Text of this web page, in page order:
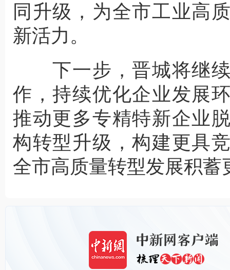
同升级，为全市工业高
新活力。
下一步，晋城将继续
作，持续优化企业发展
推动更多专精特新企业
构转型升级，构建更具
全市高质量转型发展积蓄